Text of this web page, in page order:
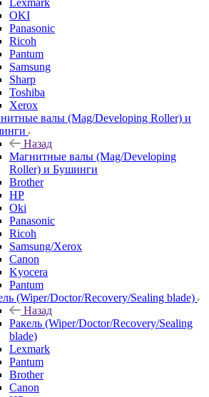
Lexmark
OKI
Panasonic
Ricoh
Pantum
Samsung
Sharp
Toshiba
Xerox
валы (Mag/Developing Roller) и
Назад
Магнитные валы (Mag/Developing
Roller) и Бушинги
Brother
HP
Oki
Panasonic
Ricoh
Samsung/Xerox
Canon
Kyocera
Pantum
(Wiper/Doctor/Recovery/Sealing blade)
Назад
Ракель (Wiper/Doctor/Recovery/Sealing
blade)
Lexmark
Pantum
Brother
Canon